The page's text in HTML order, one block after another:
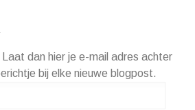
dan hier je e-mail adres achter
bij elke nieuwe blogpost.